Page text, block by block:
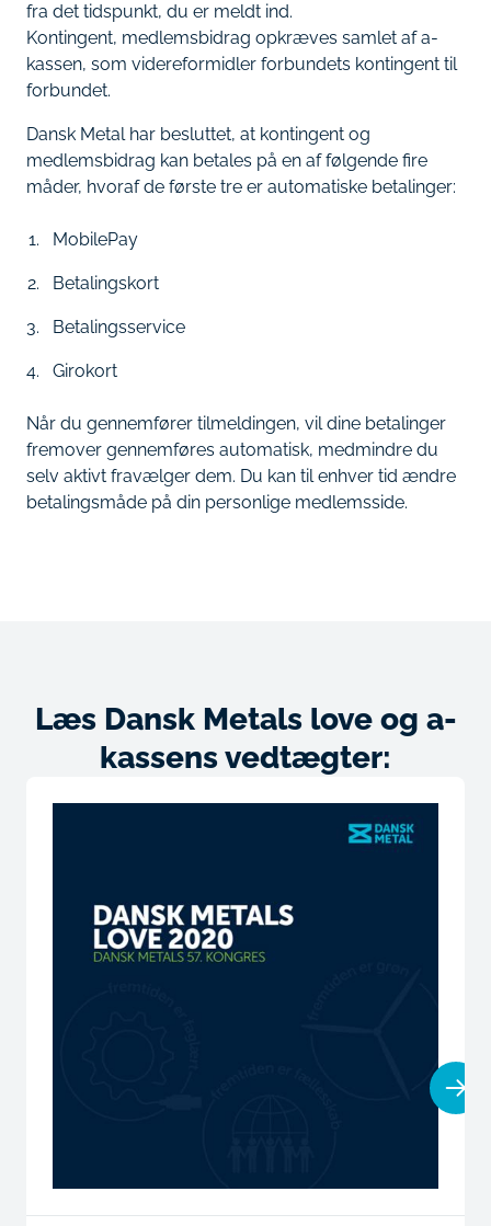
fra det tidspunkt, du er meldt ind.
Kontingent, medlemsbidrag opkræves samlet af a-
kassen, som videreformidler forbundets kontingent til
forbundet.
Dansk Metal har besluttet, at kontingent og
medlemsbidrag kan betales på en af følgende fire
måder, hvoraf de første tre er automatiske betalinger:
MobilePay
Betalingskort
Betalingsservice
Girokort
Når du gennemfører tilmeldingen, vil dine betalinger
fremover gennemføres automatisk, medmindre du
selv aktivt fravælger dem. Du kan til enhver tid ændre
betalingsmåde på din personlige medlemsside.
Læs Dansk Metals love og a-
kassens vedtægter: